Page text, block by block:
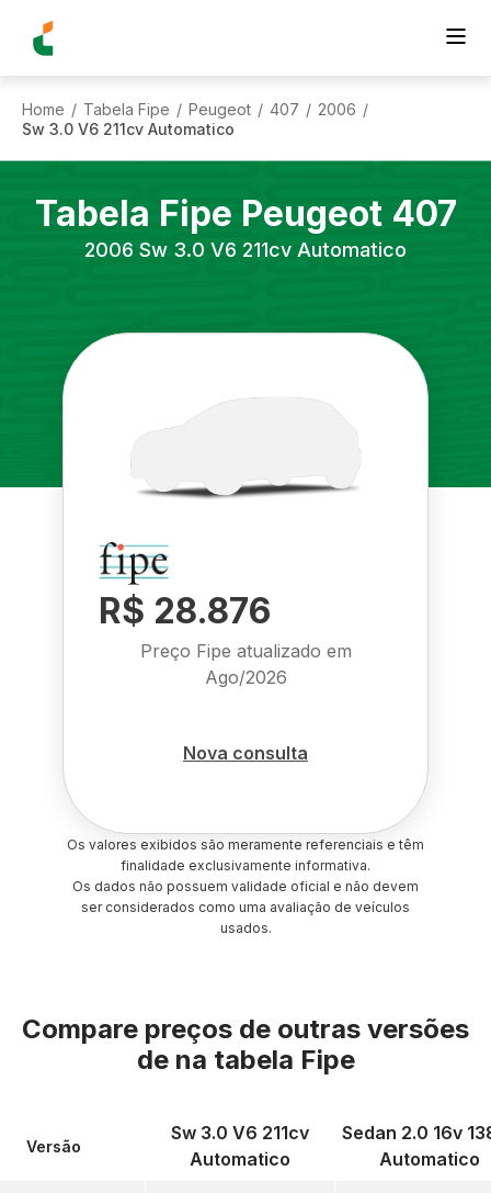
Home / Tabela Fipe / Peugeot / 407 / 2006 /
Sw 3.0 V6 211cv Automatico
Tabela Fipe Peugeot 407
2006 Sw 3.0 V6 211cv Automatico
R$ 28.876
Preço Fipe atualizado em
Ago/2026
Nova consulta
Os valores exibidos são meramente referenciais e têm
finalidade exclusivamente informativa.
Os dados não possuem validade oficial e não devem
ser considerados como uma avaliação de veículos
usados.
Compare preços de outras versões
de na tabela Fipe
Versão
Sw 3.0 V6 211cv
Automatico
Sedan 2.0 16v
Automatico